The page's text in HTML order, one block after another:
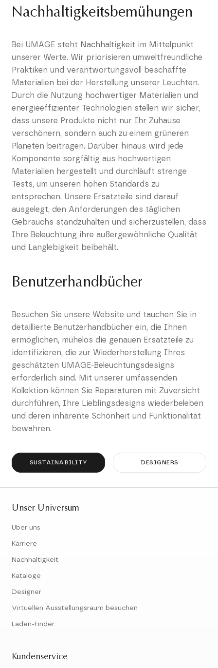
Nachhaltigkeitsbemühungen
Bei UMAGE steht Nachhaltigkeit im Mittelpunkt
unserer Werte. Wir priorisieren umweltfreundliche
Praktiken und verantwortungsvoll beschaffte
Materialien bei der Herstellung unserer Leuchten.
Durch die Nutzung hochwertiger Materialien und
energieeffizienter Technologien stellen wir sicher,
dass unsere Produkte nicht nur Ihr Zuhause
verschönern, sondern auch zu einem grüneren
Planeten beitragen. Darüber hinaus wird jede
Komponente sorgfältig aus hochwertigen
Materialien hergestellt und durchläuft strenge
Tests, um unseren hohen Standards zu
entsprechen. Unsere Ersatzteile sind darauf
ausgelegt, den Anforderungen des täglichen
Gebrauchs standzuhalten und sicherzustellen, dass
Ihre Beleuchtung ihre außergewöhnliche Qualität
und Langlebigkeit beibehält.
Benutzerhandbücher
Besuchen Sie unsere Website und tauchen Sie in
detaillierte Benutzerhandbücher ein, die Ihnen
ermöglichen, mühelos die genauen Ersatzteile zu
identifizieren, die zur Wiederherstellung Ihres
geschätzten UMAGE-Beleuchtungsdesigns
erforderlich sind. Mit unserer umfassenden
Kollektion können Sie Reparaturen mit Zuversicht
durchführen, Ihre Lieblingsdesigns wiederbeleben
und deren inhärente Schönheit und Funktionalität
bewahren.
SUSTAINABILITY DESIGNERS
Unser Universum
Über uns
Karriere
Nachhaltigkeit
Kataloge
Designer
Virtuellen Ausstellungsraum besuchen
Laden-Finder
Kundenservice